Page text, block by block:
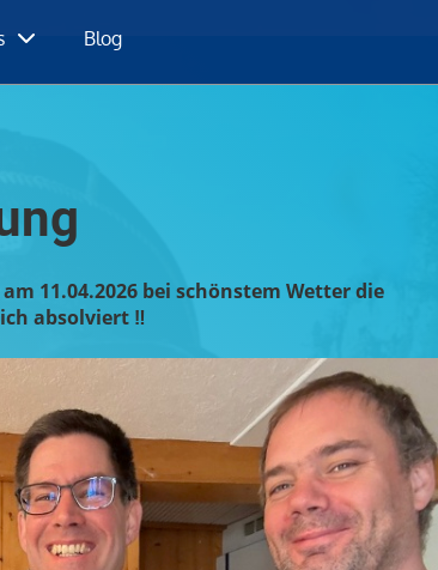
Blog
11.04.2026 bei schönstem Wetter die
absolviert ‼️